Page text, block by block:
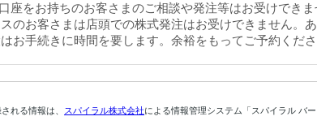
座をお持ちのお客さまのご相談や発注等はお受けできま
のお客さまは店頭での株式発注はお受けできません。
お手続きに時間を要します。余裕をもってご予約くださ
れる情報は、 スパイラル株式会社による情報管理システム「スパイラル バ